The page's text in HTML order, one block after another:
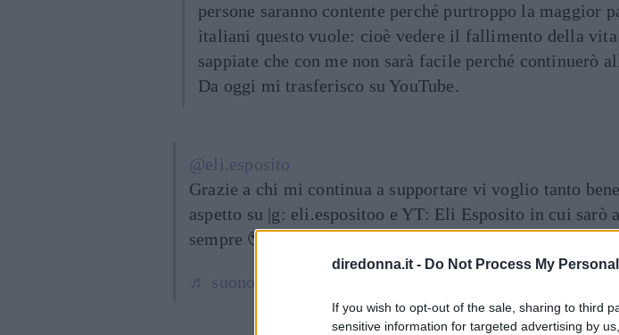
diredonna.it - Do Not Process My
If you wish to opt-out of the sale, sharing to third
sensitive information for targeted advertising by
persone saranno contente perché purtroppo la maggior
italiani questo vuole: cioè vedere il fallimento della
sappiate che con me non sarà facile perché
Da oggi mi trasferisco su YouTube.
@eli.esposito
Grazie a chi mi continua a supportare vi voglio tanto
aspetto su |g: eli.espositoo e YT: Eli Esposito in cui sarò
sempre 🥹
♬ suono originale - Elisa Esposito